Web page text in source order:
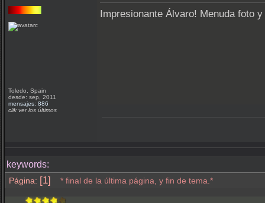
Toledo, Spain
desde: sep, 2011
mensajes: 886
clik ver los últimos
Impresionante Álvaro! Menuda foto
keywords:
Página: [1] * final de la última página, y fin de tema.*